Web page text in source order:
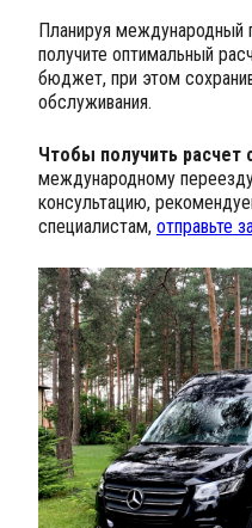
Планируя международный
получите оптимальный
бюджет, при этом
обслуживания.
Чтобы получить расчет
международному
консультацию,
специалистам, отправьте